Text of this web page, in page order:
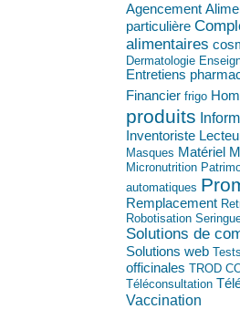
Agencement
particulière
alimentaires
Dermatologie
Entretiens
Financier frigo
produits
Inventoriste
Masques Matériel
Micronutrition
automatiques
Remplacement
Robotisation
Solutions de
Solutions web Tests
officinales TROD
Téléconsultation
Vaccination